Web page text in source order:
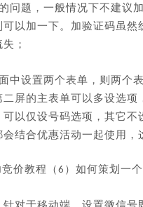
问题，一般情况下不建议
以加一下。 加验证码虽然
；
中设置两个表单，则两个
屏的主表单可以多设选项
以仅设号码选项，其它不
结合优惠活动一起使用，